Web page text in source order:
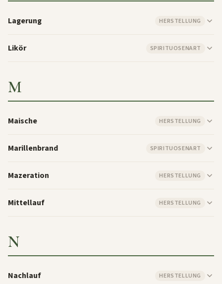
Lagerung HERSTELLUNG
Likör SPIRITUOSENART
M
Maische HERSTELLUNG
Marillenbrand SPIRITUOSENART
Mazeration HERSTELLUNG
Mittellauf HERSTELLUNG
N
Nachlauf HERSTELLUNG